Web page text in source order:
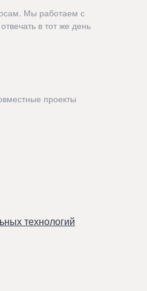
Мы работаем с
в тот же день
проекты
технологий